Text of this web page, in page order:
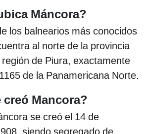
Máncora?
los balnearios más conocidos
al norte de la provincia
de Piura, exactamente
de la Panamericana Norte.
creó Mancora?
se creó el 14 de